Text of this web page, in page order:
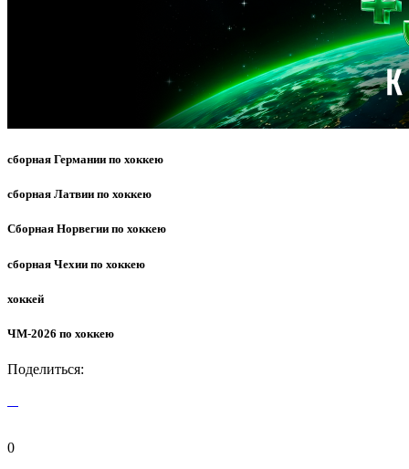
сборная Германии по хоккею
сборная Латвии по хоккею
Сборная Норвегии по хоккею
сборная Чехии по хоккею
хоккей
ЧМ-2026 по хоккею
Поделиться:
0